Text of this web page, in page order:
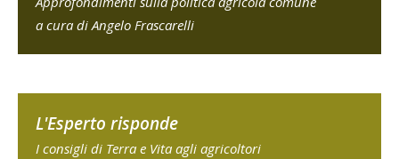
a cura di Angelo Frascarelli
L'Esperto risponde
I consigli di Terra e Vita agli agricoltori